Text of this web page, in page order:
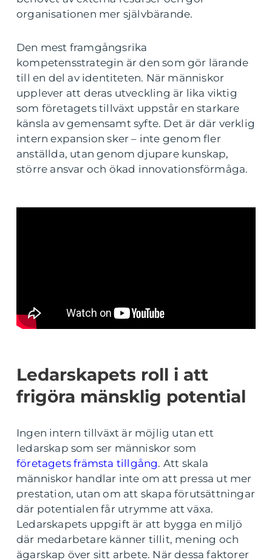
organisationen mer självbärande.
Den mest framgångsrika
kompetensstrategin är den som gör lärande
till en del av identiteten. När människor
upplever att deras utveckling är lika viktig
som företagets tillväxt uppstår en starkare
känsla av gemensamt syfte. Det är där verklig
intern expansion sker – inte genom fler
anställda, utan genom djupare kunskap,
större ansvar och ökad innovationsförmåga.
Ledarskapets roll i att
frigöra mänsklig potential
Ingen intern tillväxt är möjlig utan ett
ledarskap som ser människor som
företagets främsta tillgång. Att skala
människor handlar inte om att pressa ut mer
prestation, utan om att skapa förutsättningar
där potentialen får utrymme att växa.
Ledarskapets uppgift är att bygga en miljö
där medarbetare känner tillit, mening och
ägarskap över sitt arbete. När dessa faktorer